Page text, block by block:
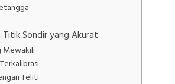
Titik Sondir yang Akurat
Mewakili
Teliti